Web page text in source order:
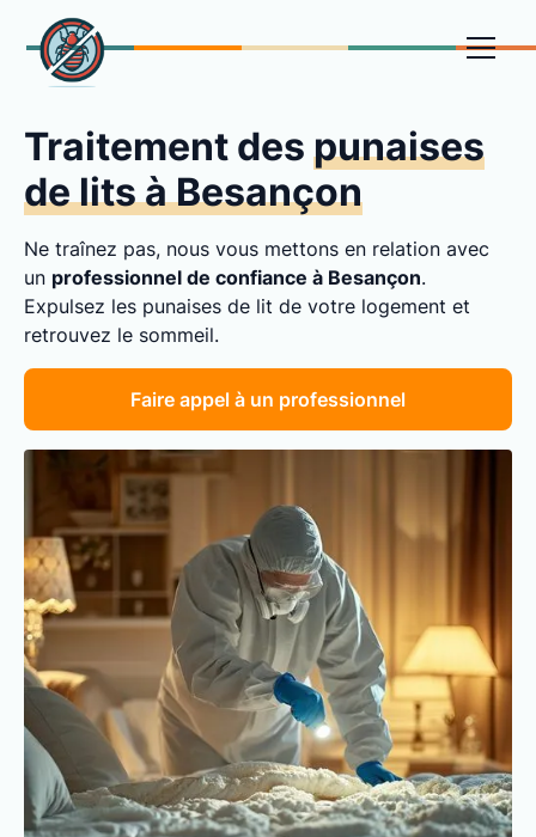
Traitement des punaises
de lits à Besançon
Ne traînez pas, nous vous mettons en relation avec
un professionnel de confiance à Besançon.
Expulsez les punaises de lit de votre logement et
retrouvez le sommeil.
Faire appel à un professionnel